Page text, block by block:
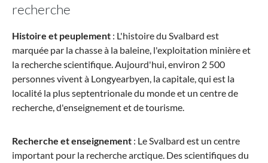
recherche
Histoire et peuplement : L'histoire du Svalbard est
marquée par la chasse à la baleine, l'exploitation minière et
la recherche scientifique. Aujourd'hui, environ 2 500
personnes vivent à Longyearbyen, la capitale, qui est la
localité la plus septentrionale du monde et un centre de
recherche, d'enseignement et de tourisme.
Recherche et enseignement : Le Svalbard est un centre
important pour la recherche arctique. Des scientifiques du